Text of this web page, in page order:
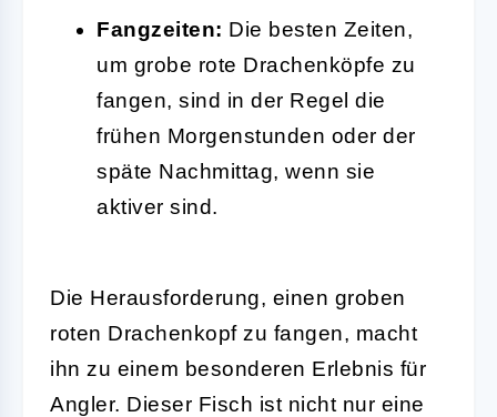
Fangzeiten: Die besten Zeiten,
um grobe rote Drachenköpfe zu
fangen, sind in der Regel die
frühen Morgenstunden oder der
späte Nachmittag, wenn sie
aktiver sind.
Die Herausforderung, einen groben
roten Drachenkopf zu fangen, macht
ihn zu einem besonderen Erlebnis für
Angler. Dieser Fisch ist nicht nur eine